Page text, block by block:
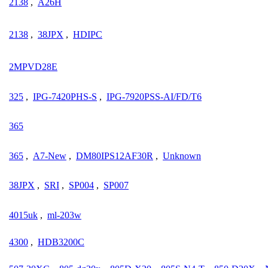
2138 , A26H
2138 , 38JPX , HDIPC
2MPVD28E
325 , IPG-7420PHS-S , IPG-7920PSS-AI/FD/T6
365
365 , A7-New , DM80IPS12AF30R , Unknown
38JPX , SRI , SP004 , SP007
4015uk , ml-203w
4300 , HDB3200C